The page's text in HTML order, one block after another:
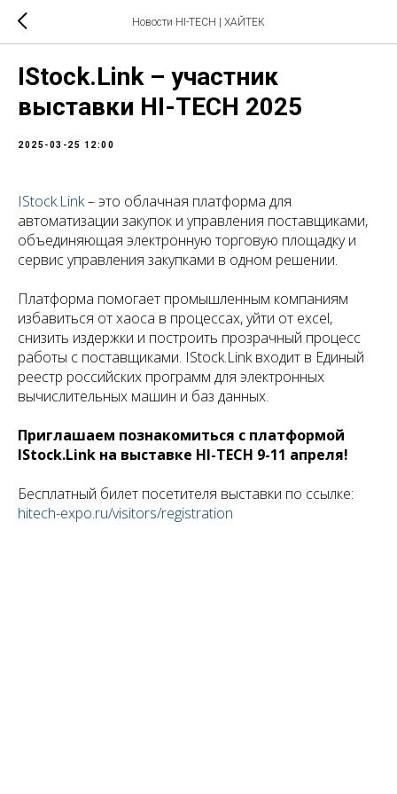
Новости HI-TECH | ХАЙТЕК
IStock.Link – участник
выставки HI-TECH 2025
2025-03-25 12:00
IStock.Link– это облачная платформа для
автоматизации закупок и управления поставщиками,
объединяющая электронную торговую площадку и
сервис управления закупками в одном решении.
Платформа помогает промышленным компаниям
избавиться от хаоса в процессах, уйти от excel,
снизить издержки и построить прозрачный процесс
работы с поставщиками. IStock.Link входит в Единый
реестр российских программ для электронных
вычислительных машин и баз данных.
Приглашаем познакомиться с платформой
IStock.Link на выставке HI-TECH 9-11 апреля!
Бесплатный билет посетителя выставки по ссылке:
hitech-expo.ru/visitors/registration